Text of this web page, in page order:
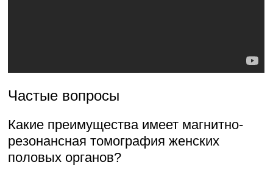
Частые вопросы
Какие преимущества имеет магнитно-
резонансная томография женских
половых органов?